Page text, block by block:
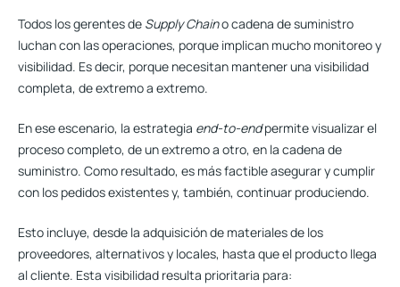
Todos los gerentes de Supply Chaino cadena de suministro
luchan con las operaciones, porque implican mucho monitoreo y
visibilidad. Es decir, porque necesitan mantener una visibilidad
completa, de extremo a extremo.
En ese escenario, la estrategia end-to-endpermite visualizar el
proceso completo, de un extremo a otro, en la cadena de
suministro. Como resultado, es más factible asegurar y cumplir
con los pedidos existentes y, también, continuar produciendo.
Esto incluye, desde la adquisición de materiales de los
proveedores, alternativos y locales, hasta que el producto llega
al cliente. Esta visibilidad resulta prioritaria para: